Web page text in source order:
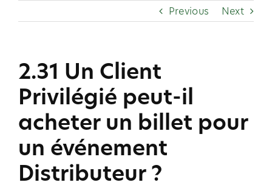
Previous Next
2.31 Un Client
Privilégié peut-il
acheter un billet pour
un événement
Distributeur ?